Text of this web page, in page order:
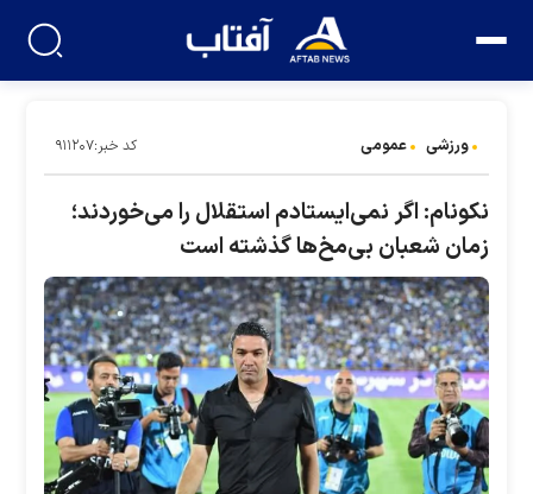
ورزشی عمومی کد خبر:۹۱۱۲۰۷
نکونام: اگر نمی‌ایستادم استقلال را می‌خوردند؛
زمان شعبان بی‌مخ‌ها گذشته است